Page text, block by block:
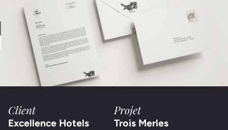
Client
Excellence Hotels
Projet
Trois Merles